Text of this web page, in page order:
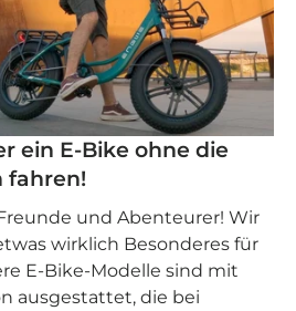
ein E-Bike ohne die
fahren!
und Abenteurer! Wir
wirklich Besonderes für
E-Bike-Modelle sind mit
ausgestattet, die bei